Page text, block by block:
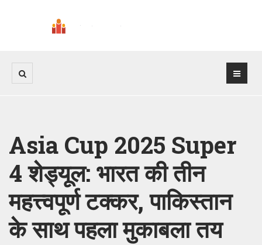
Asia Cup 2025 Super
4 शेड्यूल: भारत की तीन
महत्त्वपूर्ण टक्कर, पाकिस्तान
के साथ पहला मुकाबला तय